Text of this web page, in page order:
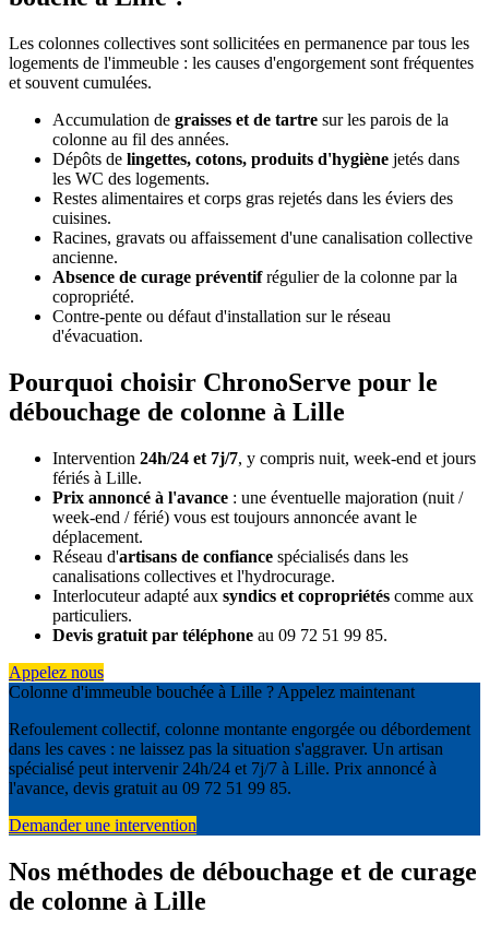
Les colonnes collectives sont sollicitées en permanence par tous les
logements de l'immeuble : les causes d'engorgement sont fréquentes
et souvent cumulées.
Accumulation de graisses et de tartre sur les parois de la
colonne au fil des années.
Dépôts de lingettes, cotons, produits d'hygiène jetés dans
les WC des logements.
Restes alimentaires et corps gras rejetés dans les éviers des
cuisines.
Racines, gravats ou affaissement d'une canalisation collective
ancienne.
Absence de curage préventifrégulier de la colonne par la
copropriété.
Contre-pente ou défaut d'installation sur le réseau
d'évacuation.
Pourquoi choisir ChronoServe pour le
débouchage de colonne à Lille
Intervention 24h/24 et 7j/7, y compris nuit, week-end et jours
fériés à Lille.
Prix annoncé à l'avance : une éventuelle majoration (nuit /
week-end / férié) vous est toujours annoncée avant le
déplacement.
Réseau d'artisans de confiance spécialisés dans les
canalisations collectives et l'hydrocurage.
Interlocuteur adapté aux syndics et copropriétés comme aux
particuliers.
Devis gratuit par téléphone au 09 72 51 99 85.
Appelez nous
Colonne d'immeuble bouchée à Lille ? Appelez maintenant
Refoulement collectif, colonne montante engorgée ou débordement
dans les caves : ne laissez pas la situation s'aggraver. Un artisan
spécialisé peut intervenir 24h/24 et 7j/7 à Lille. Prix annoncé à
l'avance, devis gratuit au 09 72 51 99 85.
Demander une intervention
Nos méthodes de débouchage et de curage
de colonne à Lille